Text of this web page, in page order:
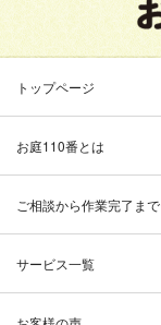
トップページ
お庭110番とは
ご相談から作業完了まで
サービス一覧